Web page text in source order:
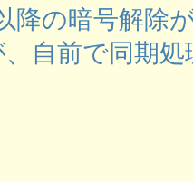
降の暗号解除
自前で同期